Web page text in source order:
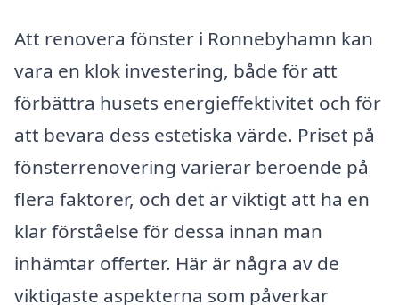
Att renovera fönster i Ronnebyhamn kan
vara en klok investering, både för att
förbättra husets energieffektivitet och för
att bevara dess estetiska värde. Priset på
fönsterrenovering varierar beroende på
flera faktorer, och det är viktigt att ha en
klar förståelse för dessa innan man
inhämtar offerter. Här är några av de
viktigaste aspekterna som påverkar